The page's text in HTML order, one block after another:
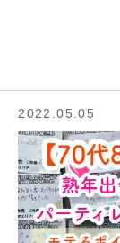
2022.05.05